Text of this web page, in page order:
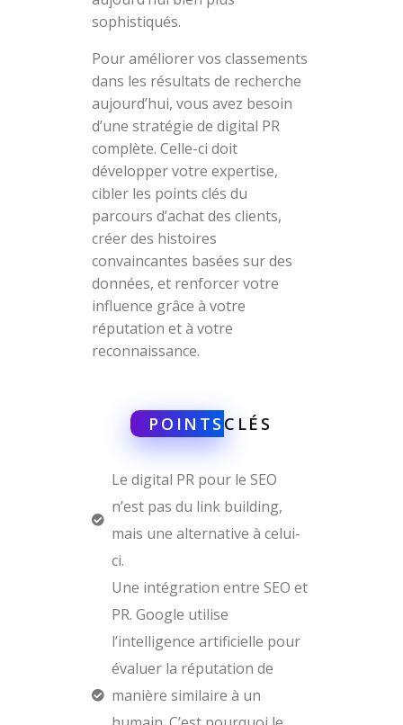
sophistiqués.
Pour améliorer vos classements
dans les résultats de recherche
aujourd’hui, vous avez besoin
d’une stratégie de digital PR
complète. Celle-ci doit
développer votre expertise,
cibler les points clés du
parcours d’achat des clients,
créer des histoires
convaincantes basées sur des
données, et renforcer votre
influence grâce à votre
réputation et à votre
reconnaissance.
POINTS CLÉS
Le digital PR pour le SEO
n’est pas du link building,
mais une alternative à celui-
ci.
Une intégration entre SEO et
PR. Google utilise
l’intelligence artificielle pour
évaluer la réputation de
manière similaire à un